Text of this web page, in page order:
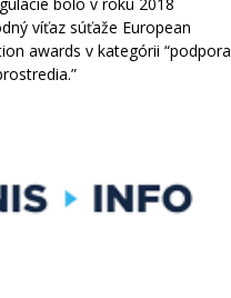
víťaz súťaže European
awards v kategórii “podpora